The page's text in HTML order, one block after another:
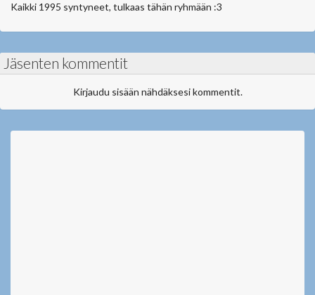
Kaikki 1995 syntyneet, tulkaas tähän ryhmään :3
Jäsenten kommentit
Kirjaudu sisään nähdäksesi kommentit.